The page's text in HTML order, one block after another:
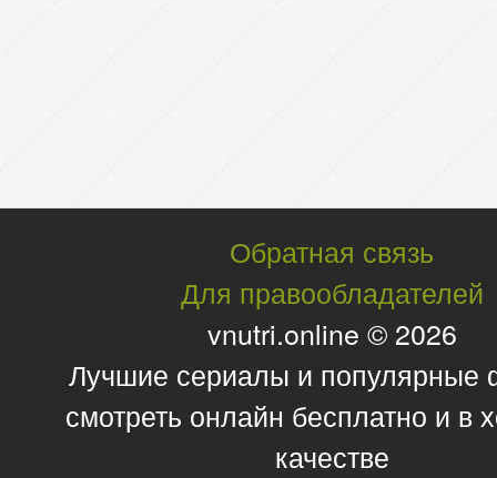
Обратная связь
Для правообладателей
vnutri.online © 2026
Лучшие сериалы и
смотреть онлайн бесплатно и в
качестве